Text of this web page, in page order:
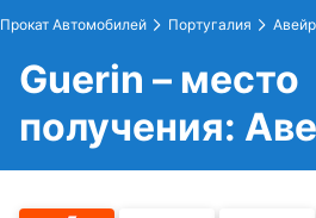
Прокат Автомобилей Португалия
Guerin – место
получения: